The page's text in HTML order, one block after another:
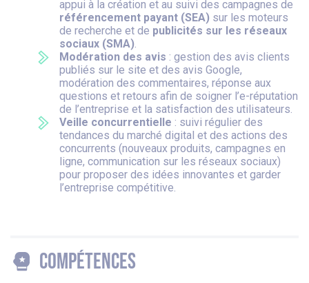
appui à la création et au suivi des campagnes de
référencement payant (SEA) sur les moteurs
de recherche et de publicités sur les réseaux
sociaux (SMA).
Modération des avis : gestion des avis clients
publiés sur le site et des avis Google,
modération des commentaires, réponse aux
questions et retours afin de soigner l’e-réputation
de l’entreprise et la satisfaction des utilisateurs.
Veille concurrentielle : suivi régulier des
tendances du marché digital et des actions des
concurrents (nouveaux produits, campagnes en
ligne, communication sur les réseaux sociaux)
pour proposer des idées innovantes et garder
l’entreprise compétitive.
Compétences